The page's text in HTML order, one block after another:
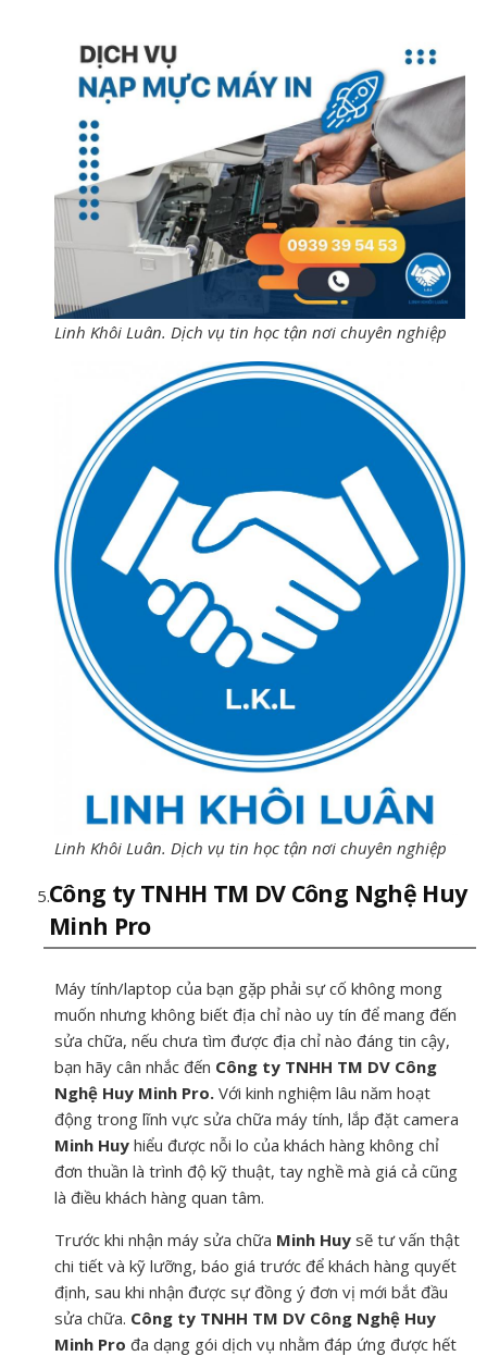
Linh Khôi Luân. Dịch vụ tin học tận nơi chuyên nghiệp
Linh Khôi Luân. Dịch vụ tin học tận nơi chuyên nghiệp
Công ty TNHH TM DV Công Nghệ Huy
Minh Pro
Máy tính/laptop của bạn gặp phải sự cố không mong
muốn nhưng không biết địa chỉ nào uy tín để mang đến
sửa chữa, nếu chưa tìm được địa chỉ nào đáng tin cậy,
bạn hãy cân nhắc đến Công ty TNHH TM DV Công
Nghệ Huy Minh Pro. Với kinh nghiệm lâu năm hoạt
động trong lĩnh vực sửa chữa máy tính, lắp đặt camera
Minh Huy hiểu được nỗi lo của khách hàng không chỉ
đơn thuần là trình độ kỹ thuật, tay nghề mà giá cả cũng
là điều khách hàng quan tâm.
Trước khi nhận máy sửa chữa Minh Huy sẽ tư vấn thật
chi tiết và kỹ lưỡng, báo giá trước để khách hàng quyết
định, sau khi nhận được sự đồng ý đơn vị mới bắt đầu
sửa chữa. Công ty TNHH TM DV Công Nghệ Huy
Minh Pro đa dạng gói dịch vụ nhằm đáp ứng được hết